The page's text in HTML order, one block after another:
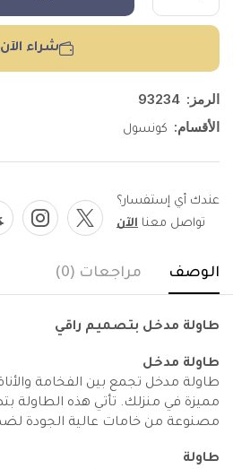
شراء الآن
الرمز: 93234
الأقسام: كونسول
عندك أي إستفسار؟
تواصل معنا الآن
الوصف مراجعات (0)
طاولة مدخل بتصميم راقي
طاولة مدخل
طاولة مدخل تجمع بين الفخامة
مميزة في منزلك. تأتي هذه
مصنوعة من خامات عالية الجودة
طاولة